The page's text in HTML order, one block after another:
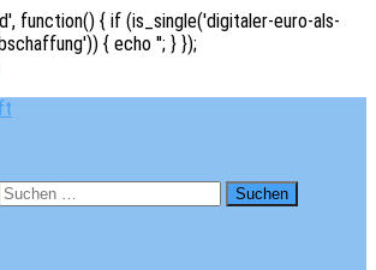
function() { if (is_single('digitaler-euro-als-
{ echo ''; } });